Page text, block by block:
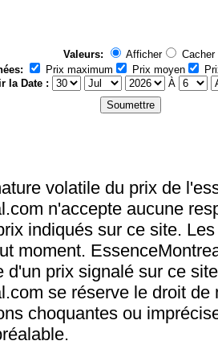
Valeurs: Afficher
Cacher
Prix maximum Prix moyen
la Date :
À
volatile du prix de
n'accepte aucune
indiqués sur ce site.
moment.
d'un prix signalé sur ce
se réserve le droit de
choquantes ou